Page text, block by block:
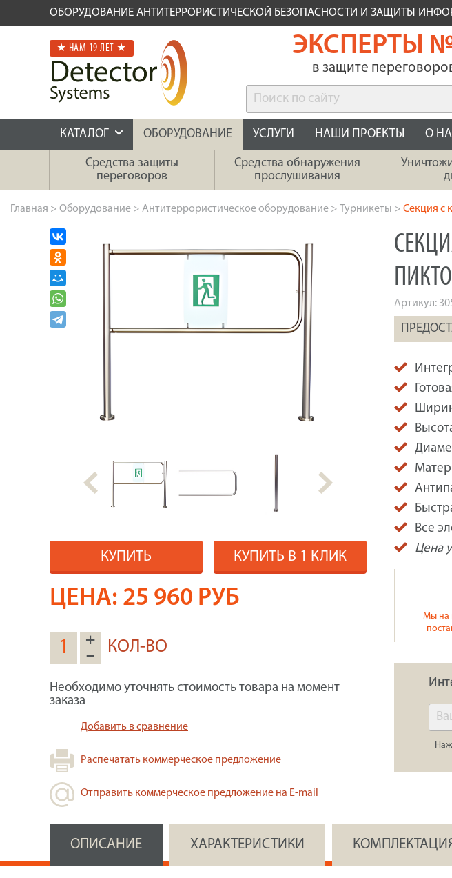
ОБОРУДОВАНИЕ АНТИТЕРРОРИСТИЧЕСКОЙ БЕЗОПАСНОСТИ И ЗАЩИТЫ
★ НАМ 19 ЛЕТ ★ ЭКСПЕРТЫ
в защите
КАТАЛОГ ОБОРУДОВАНИЕ УСЛУГИ НАШИ ПРОЕКТЫ О
Средства защиты
переговоров
Средства обнаружения
прослушивания
Главная > Оборудование > Антитеррористическое оборудование > Турникеты > Секция с
КУПИТЬ КУПИТЬ В 1 КЛИК
ЦЕНА: 25 960 РУБ
+
–
КОЛ-ВО
Необходимо уточнять стоимость товара на момент
заказа
Добавить в сравнение
Распечатать коммерческое предложение
Отправить коммерческое предложение на E-mail
Артикул:
Все
Цена
Мы на
ОПИСАНИЕ ХАРАКТЕРИСТИКИ